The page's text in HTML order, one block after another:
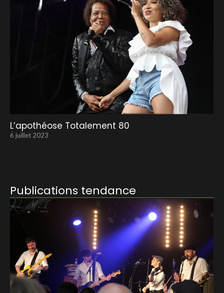
L’apothéose Totalement 80
6 juillet 2023
Publications tendance